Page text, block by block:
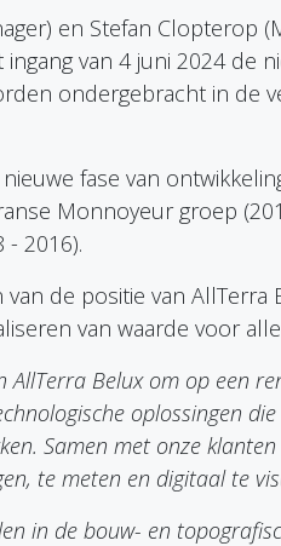
en Stefan Clopterop
van 4 juni 2024 de
ondergebracht in de
fase van
Monnoyeur groep
2016).
de positie van AllTerra
van waarde voor
AllTerra Belux om op een
oplossingen
Samen met onze
te meten en digitaal te
in de bouw- en